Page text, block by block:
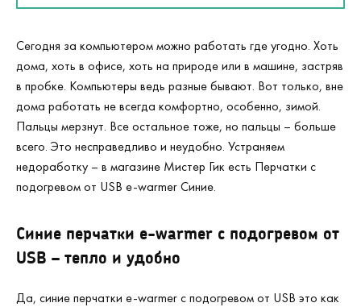
Сегодня за компьютером можно работать где угодно. Хоть
дома, хоть в офисе, хоть на природе или в машине, застряв
в пробке. Компьютеры ведь разные бывают. Вот только, вне
дома работать не всегда комфортно, особенно, зимой.
Пальцы мерзнут. Все остальное тоже, но пальцы – больше
всего. Это несправедливо и неудобно. Устраняем
недоработку – в магазине Мистер Гик есть Перчатки с
подогревом от USB e-warmer Синие.
Синие перчатки e-warmer с подогревом от
USB – тепло и удобно
Да, синие перчатки e-warmer с подогревом от USB это как